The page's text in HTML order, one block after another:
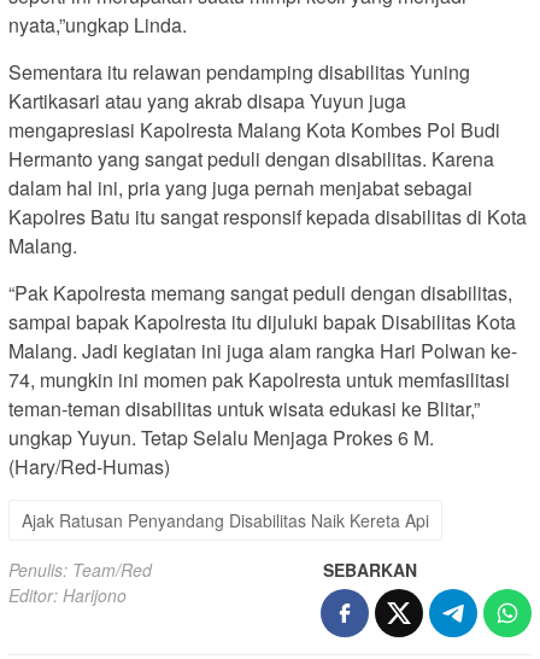
nyata,”ungkap Linda.
Sementara itu relawan pendamping disabilitas Yuning
Kartikasari atau yang akrab disapa Yuyun juga
mengapresiasi Kapolresta Malang Kota Kombes Pol Budi
Hermanto yang sangat peduli dengan disabilitas. Karena
dalam hal ini, pria yang juga pernah menjabat sebagai
Kapolres Batu itu sangat responsif kepada disabilitas di Kota
Malang.
“Pak Kapolresta memang sangat peduli dengan disabilitas,
sampai bapak Kapolresta itu dijuluki bapak Disabilitas Kota
Malang. Jadi kegiatan ini juga alam rangka Hari Polwan ke-
74, mungkin ini momen pak Kapolresta untuk memfasilitasi
teman-teman disabilitas untuk wisata edukasi ke Blitar,”
ungkap Yuyun. Tetap Selalu Menjaga Prokes 6 M.
(Hary/Red-Humas)
Ajak Ratusan Penyandang Disabilitas Naik Kereta Api
Penulis: Team/Red
Editor: Harijono
SEBARKAN